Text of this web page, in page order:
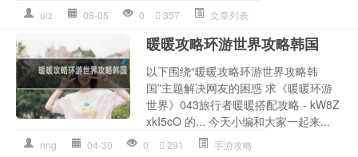
ulz 08-05 0 357 文章列表
暖暖攻略环游世界攻略韩国
以下围绕“暖暖攻略环游世界攻略韩
国”主题解决网友的困惑 求《暖暖环游
世界》043旅行者暖暖搭配攻略 - kW8Z
xkI5cO 的... 今天小编和大家一起来...
nng 04-30 0 291 手游攻略